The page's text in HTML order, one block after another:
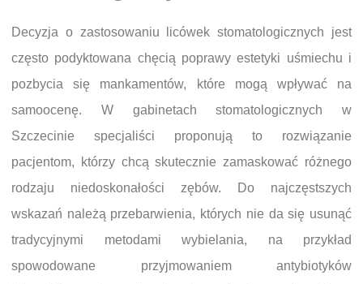
Decyzja o zastosowaniu licówek stomatologicznych jest
często podyktowana chęcią poprawy estetyki uśmiechu i
pozbycia się mankamentów, które mogą wpływać na
samoocenę. W gabinetach stomatologicznych w
Szczecinie specjaliści proponują to rozwiązanie
pacjentom, którzy chcą skutecznie zamaskować różnego
rodzaju niedoskonałości zębów. Do najczęstszych
wskazań należą przebarwienia, których nie da się usunąć
tradycyjnymi metodami wybielania, na przykład
spowodowane przyjmowaniem antybiotyków